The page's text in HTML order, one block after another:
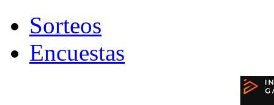
Sorteos
Encuestas